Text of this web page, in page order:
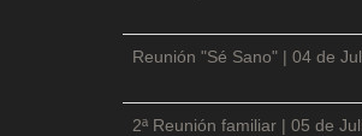
Reunión "Sé Sano" | 04 de
2ª Reunión familiar | 05 de